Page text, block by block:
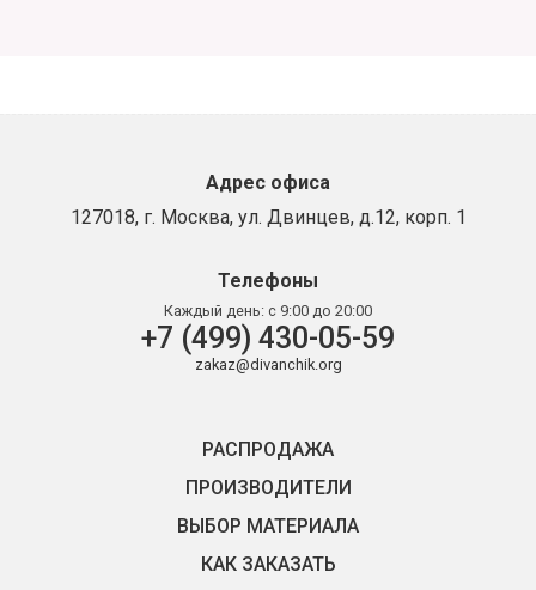
Адрес офиса
127018, г. Москва, ул. Двинцев, д.12, корп. 1
Телефоны
Каждый день: с 9:00 до 20:00
+7 (499) 430-05-59
zakaz@divanchik.org
РАСПРОДАЖА
ПРОИЗВОДИТЕЛИ
ВЫБОР МАТЕРИАЛА
КАК ЗАКАЗАТЬ